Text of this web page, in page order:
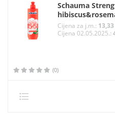
Schauma
Cijena za j.m.:
Cijena 02.05.2025.:
(0)